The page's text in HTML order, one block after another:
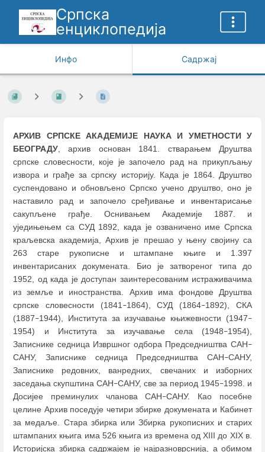
Српска
енциклопедија
Инфо Садржај
АРХИВ СРПСКЕ АКАДЕМИЈЕ НАУКА И УМЕТНОСТИ У
БЕОГРАДУ, архив основан 1841. стварањем Друштва
српске словесности, које је започело рад на прикупљању
извора и грађе за српску историју. Када је 1864. Друштво
суспендовано и обновљено Српско учено друштво, оно је
наставило рад и започело сређивање и инвентарисање
сакупљене грађе. Оснивањем Академије 1887. и
уједињењем са СУД 1892, када је озваничено име Српска
краљевска академија, Архив је прешао у њену својину са
263 старе рукописне и штампане књиге и 1.397
инвентарисаних докумената. Био је затвореног типа до
1952, од када је доступан заинтересованим истраживачима
из земље и иностранства. Архив има фондове Друштва
српске словесности (1841–1864), СУД (1864–1892), СКА
(1887–1944), Института за изучавање књижевности (1947–
1954) и Института за изучавање села (1948–1954),
Записнике седница Извршног одбора Председништва САН–
САНУ, Записнике седница Председништва САН–САНУ,
Записнике редовних, ванредних, свечаних и изборних
заседања скупштина САН–САНУ, све за период 1945–1998. и
Досијее преминулих чланова САН–САНУ. Као посебне
целине Архив поседује четири збирке докумената и Кабинет
за медаље. Стара збирка или Збирка рукописних и старих
штампаних књига има 526 књига из времена од XIII до XIX в.
Историјска збирка садржајем је најразноврснија, а обимом